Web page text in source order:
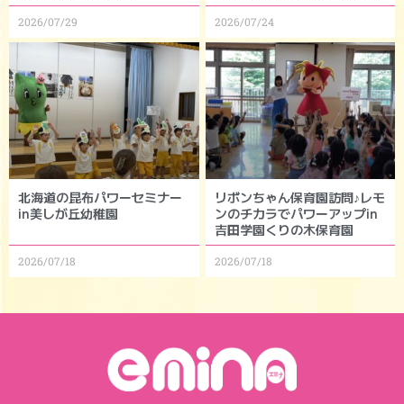
2026/07/29 2026/07/24
北海道の昆布パワーセミナー
in美しが丘幼稚園
2026/07/18
リボンちゃん保育園訪問♪レモ
ンのチカラでパワーアップin
吉田学園くりの木保育園
2026/07/18